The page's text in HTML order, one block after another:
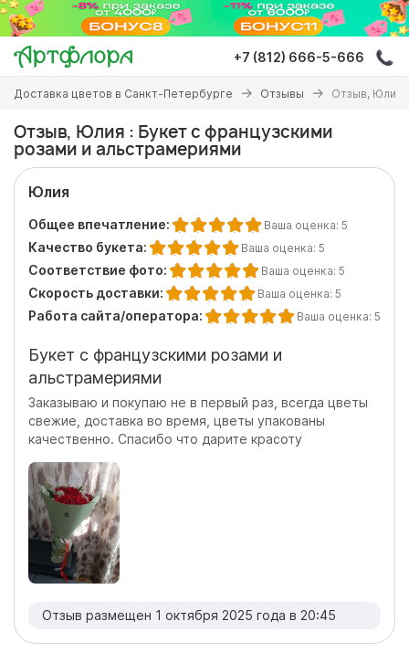
Перейти
основному
содержанию
+7 (812) 666-5-666
Вы
здесь
Доставка цветов в Санкт-Петербурге Отзывы Отзыв, Юлия
Отзыв, Юлия : Букет с французскими
розами и альстрамериями
Юлия
Общее впечатление: Ваша оценка: 5
Качество букета: Ваша оценка: 5
Соответствие фото: Ваша оценка: 5
Скорость доставки: Ваша оценка: 5
Работа сайта/оператора: Ваша оценка: 5
Букет с французскими розами и
альстрамериями
Заказываю и покупаю не в первый раз, всегда цветы
свежие, доставка во время, цветы упакованы
качественно. Спасибо что дарите красоту
Отзыв размещен 1 октября 2025 года в 20:45